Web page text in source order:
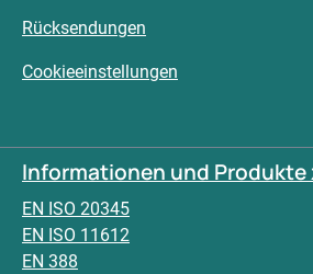
Rücksendungen
Cookieeinstellungen
Informationen und Produkte
EN ISO 20345
EN ISO 11612
EN 388